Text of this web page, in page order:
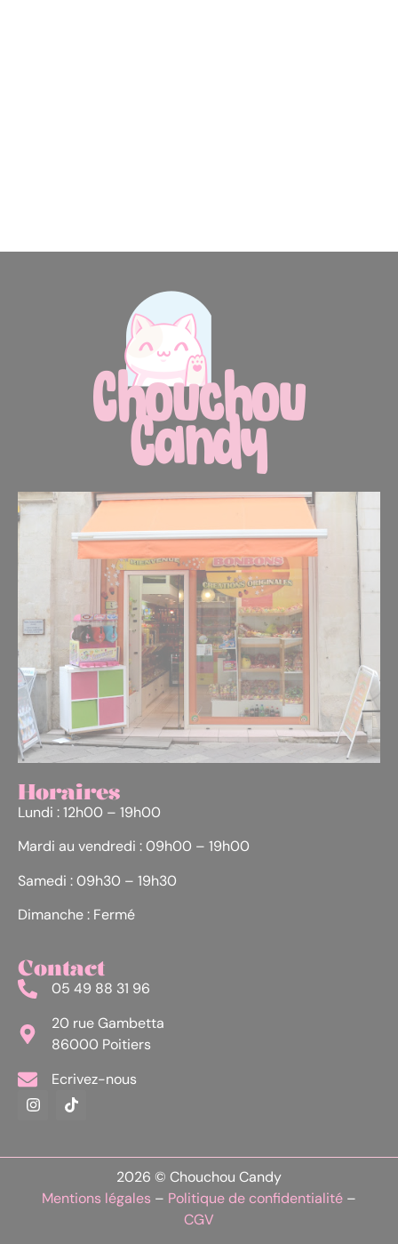
Horaires
Lundi : 12h00 – 19h00
Mardi au vendredi : 09h00 – 19h00
Samedi : 09h30 – 19h30
Dimanche : Fermé
Contact
05 49 88 31 96
20 rue Gambetta
86000 Poitiers
Ecrivez-nous
2026 © Chouchou Candy
Mentions légales – Politique de confidentialité –
CGV